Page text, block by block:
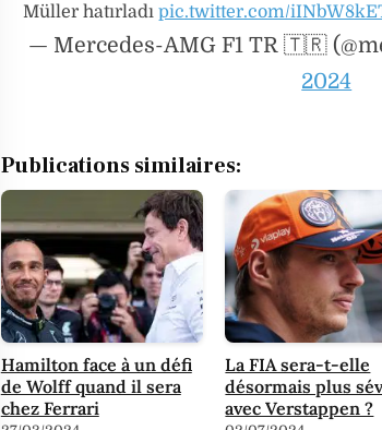
Müller hatırladı pic.twitter.com/
— Mercedes-AMG F1 TR 🇹🇷
2024
Publications similaires:
Hamilton face à un défi
de Wolff quand il sera
chez Ferrari
La FIA sera-t-elle
désormais plus
avec Verstappen ?